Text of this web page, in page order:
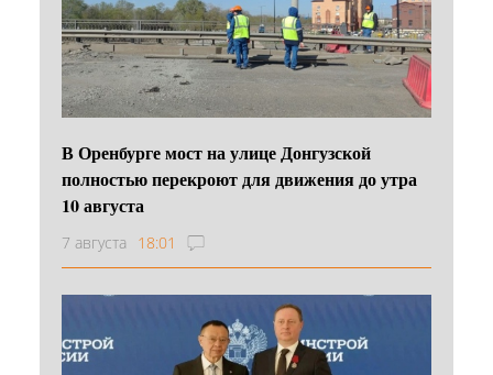
В Оренбурге мост на улице Донгузской
полностью перекроют для движения до утра
10 августа
7 августа 18:01